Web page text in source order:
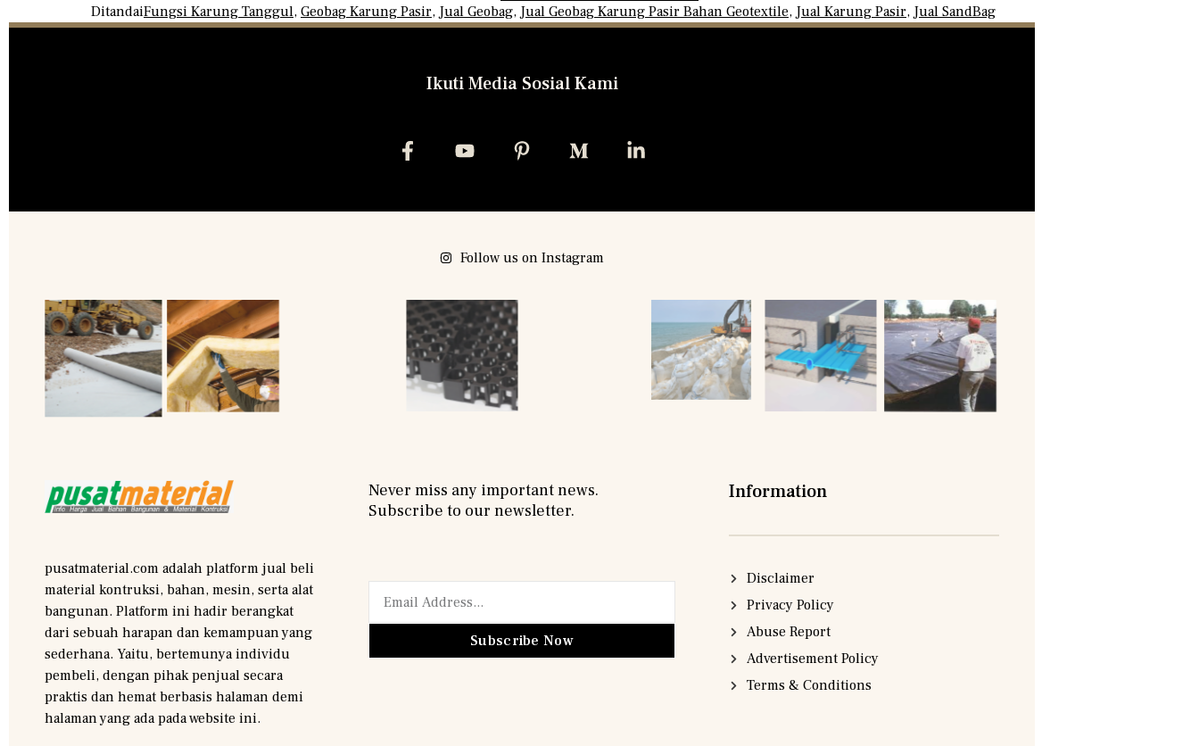
DitandaiFungsi Karung Tanggul, Geobag Karung Pasir, Jual Geobag, Jual Geobag Karung Pasir Bahan Geotextile, Jual Karung Pasir, Jual SandBag
Ikuti Media Sosial Kami
Follow us on Instagram
pusatmaterial.com adalah platform jual beli
material kontruksi, bahan, mesin, serta alat
bangunan. Platform ini hadir berangkat
dari sebuah harapan dan kemampuan yang
sederhana. Yaitu, bertemunya individu
pembeli, dengan pihak penjual secara
praktis dan hemat berbasis halaman demi
halaman yang ada pada website ini.
Never miss any important news.
Subscribe to our newsletter.
Subscribe Now
Information
Disclaimer
Privacy Policy
Abuse Report
Advertisement Policy
Terms & Conditions